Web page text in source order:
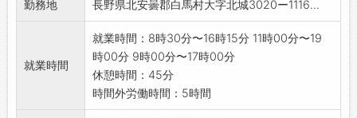
勤務地 長野県北安曇郡白馬村大字北城3020ー1116...
就業時間
就業時間：8時30分〜16時15分 11時00分〜19
時00分 9時00分〜17時00分
休憩時間：45分
時間外労働時間：5時間